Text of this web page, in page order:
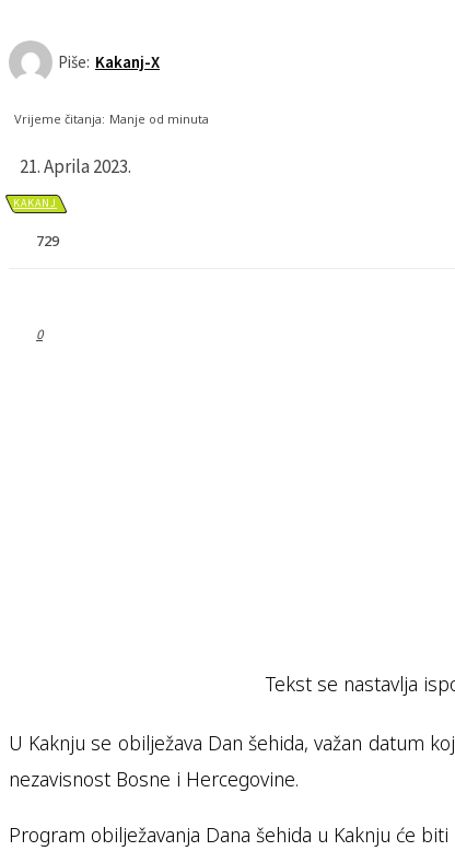
Piše: Kakanj-X
Vrijeme čitanja: Manje od minuta
21. Aprila 2023.
KAKANJ
729
0
Tekst se nastavlja
U Kaknju se obilježava Dan šehida, važan datum
nezavisnost Bosne i Hercegovine.
Program obilježavanja Dana šehida u Kaknju će